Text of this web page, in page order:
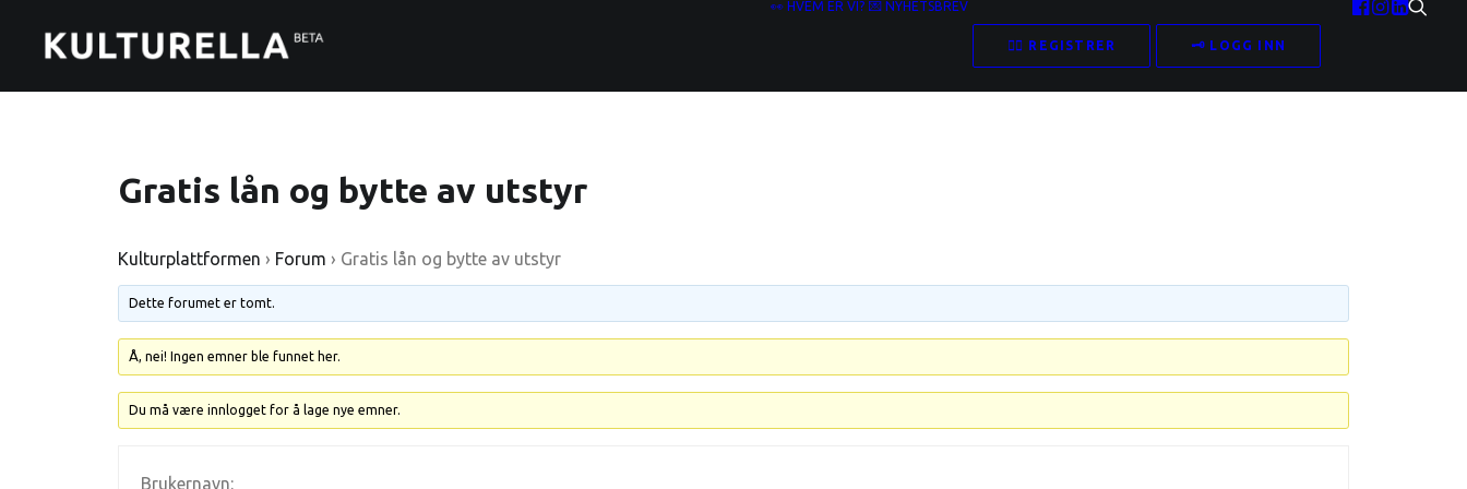
👀 HVEM ER VI? 💌 NYHETSBREV
✍🏻 REGISTRER 🗝️ LOGG INN
Gratis lån og bytte av utstyr
Kulturplattformen › Forum › Gratis lån og bytte av utstyr
Dette forumet er tomt.
Å, nei! Ingen emner ble funnet her.
Du må være innlogget for å lage nye emner.
Brukernavn: